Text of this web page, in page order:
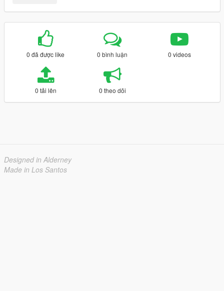
0 đã được like 0 bình luận 0 videos
0 tải lên 0 theo dõi
Designed in Alderney
Made in Los Santos